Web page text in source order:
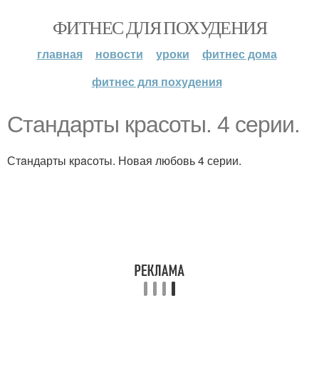
ФИТНЕС ДЛЯ ПОХУДЕНИЯ
главная новости уроки
фитнес дома
фитнес для похудения
Стaндарты крaсоты. 4 серии.
Стaндарты крaсоты. Новая любовь 4 серии.